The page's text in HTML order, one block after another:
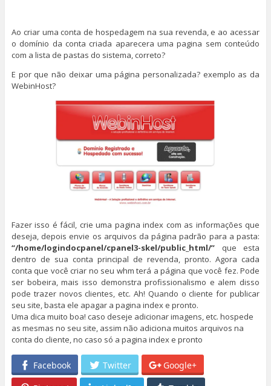
Ao criar uma conta de hospedagem na sua revenda, e ao acessar
o domínio da conta criada aparecera uma pagina sem conteúdo
com a lista de pastas do sistema, correto?
E por que não deixar uma página personalizada? exemplo as da
WebinHost?
Fazer isso é fácil, crie uma pagina index com as informações que
deseja, depois envie os arquivos da página padrão para a pasta:
“/home/logindocpanel/cpanel3-skel/public_html/”que esta
dentro de sua conta principal de revenda, pronto. Agora cada
conta que você criar no seu whm terá a página que você fez. Pode
ser bobeira, mais isso demonstra profissionalismo e alem disso
pode trazer novos clientes, etc. Ah! Quando o cliente for publicar
seu site, basta ele apagar a pagina index e pronto.
Uma dica muito boa! caso deseje adicionar imagens, etc. hospede
as mesmas no seu site, assim não adiciona muitos arquivos na
conta do cliente, no caso só a pagina index e pronto
Facebook Twitter
Google+